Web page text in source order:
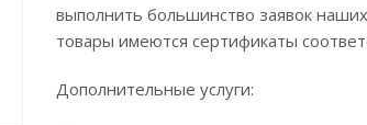
выполнить большинство заявок
товары имеются сертификаты
Дополнительные услуги: